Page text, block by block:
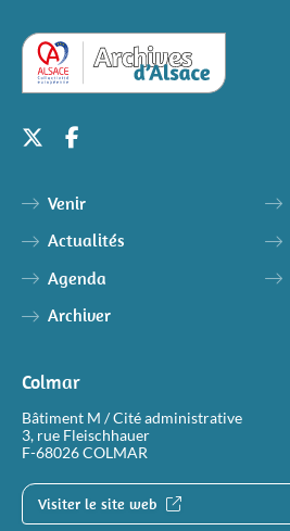
Venir
Actualités
Agenda
Archiver
Colmar
Bâtiment M / Cité administrative
3, rue Fleischhauer
F-68026 COLMAR
Visiter le site web